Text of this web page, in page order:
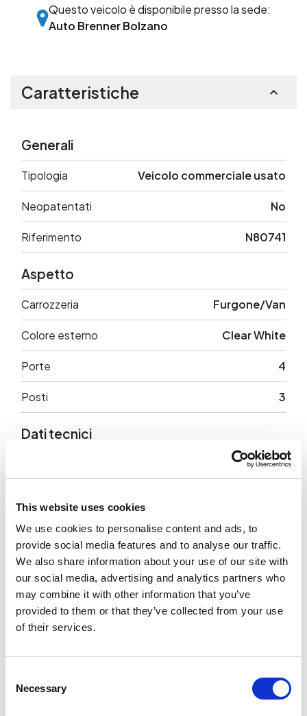
This website uses cookies
We use cookies to personalise content and ads, to
provide social media features and to analyse our traffic.
We also share information about your use of our site with
our social media, advertising and analytics partners who
may combine it with other information that you’ve
provided to them or that they’ve collected from your use
of their services.
Selection
Necessary
Questo veicolo è disponibile presso la sede:
Auto Brenner Bolzano
Caratteristiche
Generali
Tipologia Veicolo commerciale usato
Neopatentati No
Riferimento N80741
Aspetto
Carrozzeria Furgone/Van
Colore esterno Clear White
Porte 4
Posti 3
Dati tecnici
116 CV
Optional in dotazione
Optional di serie